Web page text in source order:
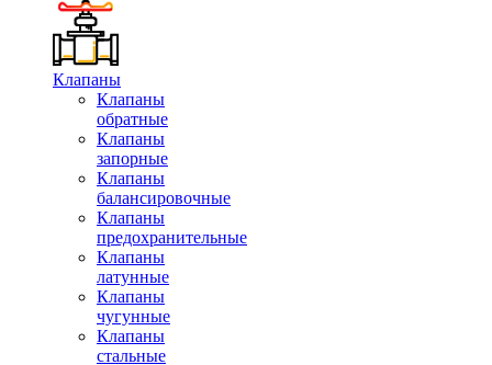
Клапаны
Клапаны
обратные
Клапаны
запорные
Клапаны
балансировочные
Клапаны
предохранительные
Клапаны
латунные
Клапаны
чугунные
Клапаны
стальные